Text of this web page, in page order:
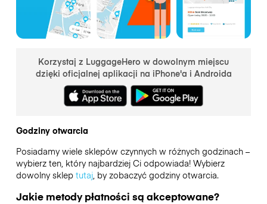
Korzystaj z LuggageHero w dowolnym miejscu
dzięki oficjalnej aplikacji na iPhone'a i Androida
Godziny otwarcia
Posiadamy wiele sklepów czynnych w różnych godzinach –
wybierz ten, który najbardziej Ci odpowiada! Wybierz
dowolny sklep tutaj, by zobaczyć godziny otwarcia.
Jakie metody płatności są akceptowane?